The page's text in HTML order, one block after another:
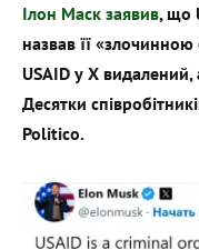
Ілон Маск заявив, що
назвав її
USAID у X
Десятки
Politico.